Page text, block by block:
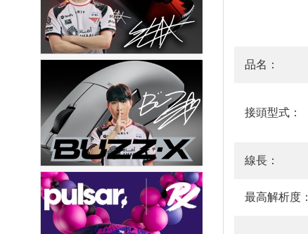
品名：
接頭型式：
線長：
最高解析度：